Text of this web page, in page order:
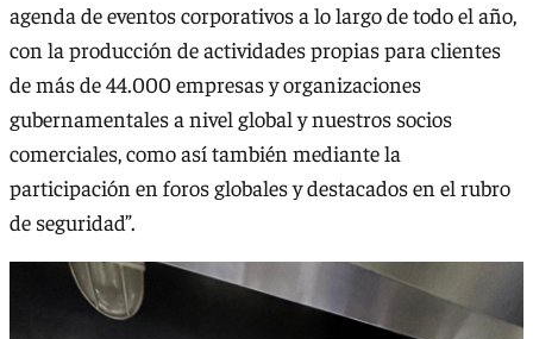
agenda de eventos corporativos a lo largo de todo el año,
con la producción de actividades propias para clientes
de más de 44.000 empresas y organizaciones
gubernamentales a nivel global y nuestros socios
comerciales, como así también mediante la
participación en foros globales y destacados en el rubro
de seguridad”.